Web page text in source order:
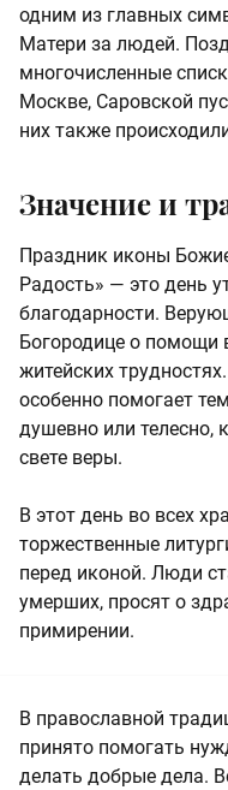
одним из главных
Матери за людей.
многочисленные
Москве, Саровской
них также
Значение и
Праздник иконы
Радость» — это день
благодарности.
Богородице о помощи
житейских
особенно помогает
душевно или телесно,
свете веры.
В этот день во всех
торжественные
перед иконой. Люди
умерших, просят о
примирении.
В православной
принято помогать
делать добрые дела.